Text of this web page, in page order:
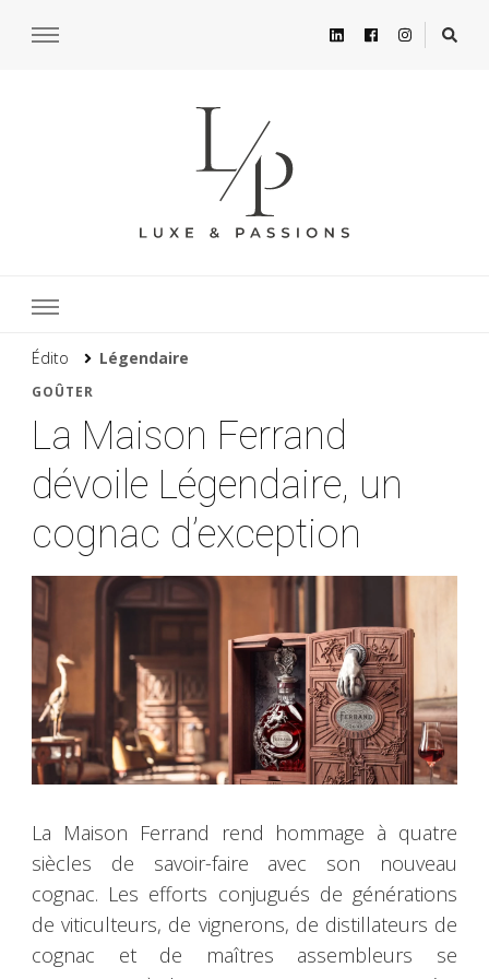
Édito Légendaire
GOÛTER
La Maison Ferrand
dévoile Légendaire, un
cognac d’exception
La Maison Ferrand rend hommage à quatre
siècles de savoir-faire avec son nouveau
cognac. Les efforts conjugués de générations
de viticulteurs, de vignerons, de distillateurs de
cognac et de maîtres assembleurs se